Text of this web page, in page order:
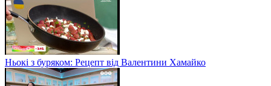
Ньокі з буряком: Рецепт від Валентини Хамайко